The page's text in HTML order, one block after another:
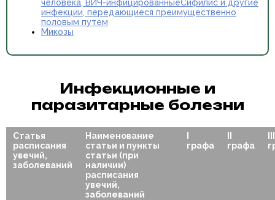
человека, ВИЧ-инфицированныеСифилис и другие
инфекции, передающиеся преимущественно
половым путем
Микозы
Инфекционные и
паразитарные болезни
Статья
расписания
увечий,
заболеваний
Наименование
статьи и пункты
статьи (при
наличии)
расписания
увечий,
заболеваний
I
графа
II
графа
III